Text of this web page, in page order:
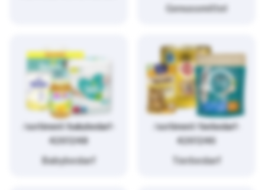
Genussmittel
/sortiment/babybedarf-
4261248
Babybedarf
/sortiment/tierbedarf-
4261246
Tierbedarf